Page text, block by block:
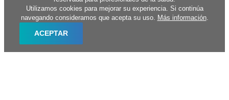
Utilizamos cookies para mejorar su experiencia. Si continúa
navegando consideramos que acepta su uso. Más información.
ACEPTAR